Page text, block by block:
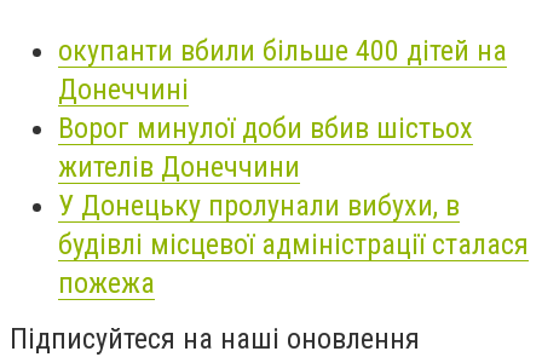
окупанти вбили більше 400 дітей на
Донеччині
Ворог минулої доби вбив шістьох
жителів Донеччини
У Донецьку пролунали вибухи, в
будівлі місцевої адміністрації сталася
пожежа
Підписуйтеся на наші оновлення